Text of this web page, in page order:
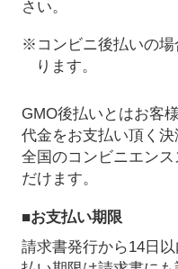
さい。
※コンビニ後払いの場
ります。
GMO後払いとはお客
代金をお支払い頂く決
全国のコンビニエン
だけます。
■お支払い期限
請求書発行から14日